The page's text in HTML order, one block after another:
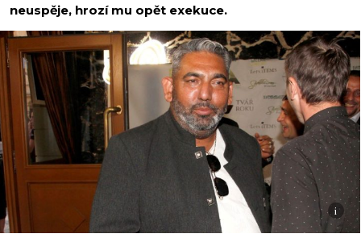
neuspěje, hrozí mu opět exekuce.
i